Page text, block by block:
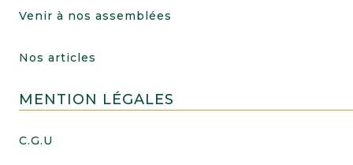
Venir à nos assemblées
Nos articles
MENTION LÉGALES
C.G.U